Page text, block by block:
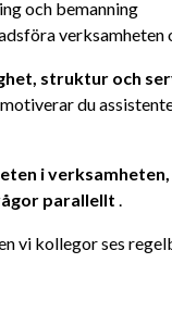
och bemanning
verksamheten
struktur och
du
i
parallellt .
vi kollegor ses